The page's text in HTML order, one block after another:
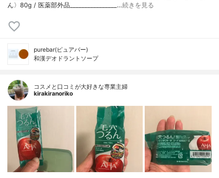
ん〉⁡80g / 医薬部外品⁡________________⁡…続きを見る
purebar(ピュアバー)
和漢デオドラントソープ
コスメと口コミが大好きな専業主婦
kirakiranoriko